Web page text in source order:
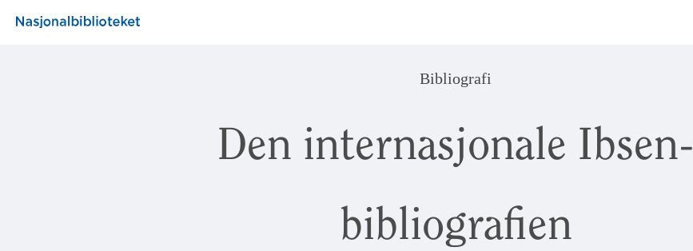
Bibliografi
Den internasjonale Ibsen-
bibliografien